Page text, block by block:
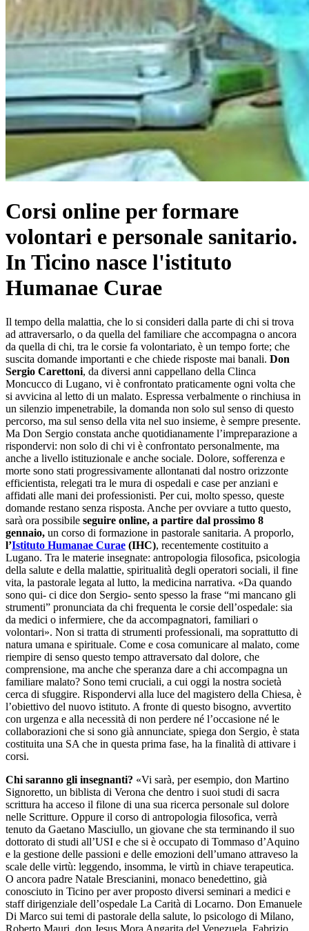
Corsi online per formare
volontari e personale sanitario.
In Ticino nasce l'istituto
Humanae Curae
Il tempo della malattia, che lo si consideri dalla parte di chi si trova
ad attraversarlo, o da quella del familiare che accompagna o ancora
da quella di chi, tra le corsie fa volontariato, è un tempo forte; che
suscita domande importanti e che chiede risposte mai banali. Don
Sergio Carettoni, da diversi anni cappellano della Clinca
Moncucco di Lugano, vi è confrontato praticamente ogni volta che
si avvicina al letto di un malato. Espressa verbalmente o rinchiusa in
un silenzio impenetrabile, la domanda non solo sul senso di questo
percorso, ma sul senso della vita nel suo insieme, è sempre presente.
Ma Don Sergio constata anche quotidianamente l’impreparazione a
rispondervi: non solo di chi vi è confrontato personalmente, ma
anche a livello istituzionale e anche sociale. Dolore, sofferenza e
morte sono stati progressivamente allontanati dal nostro orizzonte
efficientista, relegati tra le mura di ospedali e case per anziani e
affidati alle mani dei professionisti. Per cui, molto spesso, queste
domande restano senza risposta. Anche per ovviare a tutto questo,
sarà ora possibile seguire online, a partire dal prossimo 8
gennaio, un corso di formazione in pastorale sanitaria. A proporlo,
l’Istituto Humanae Curae (IHC), recentemente costituito a
Lugano. Tra le materie insegnate: antropologia filosofica, psicologia
della salute e della malattie, spiritualità degli operatori sociali, il fine
vita, la pastorale legata al lutto, la medicina narrativa. «Da quando
sono qui- ci dice don Sergio- sento spesso la frase “mi mancano gli
strumenti” pronunciata da chi frequenta le corsie dell’ospedale: sia
da medici o infermiere, che da accompagnatori, familiari o
volontari». Non si tratta di strumenti professionali, ma soprattutto di
natura umana e spirituale. Come e cosa comunicare al malato, come
riempire di senso questo tempo attraversato dal dolore, che
comprensione, ma anche che speranza dare a chi accompagna un
familiare malato? Sono temi cruciali, a cui oggi la nostra società
cerca di sfuggire. Rispondervi alla luce del magistero della Chiesa, è
l’obiettivo del nuovo istituto. A fronte di questo bisogno, avvertito
con urgenza e alla necessità di non perdere né l’occasione né le
collaborazioni che si sono già annunciate, spiega don Sergio, è stata
costituita una SA che in questa prima fase, ha la finalità di attivare i
corsi.
Chi saranno gli insegnanti? «Vi sarà, per esempio, don Martino
Signoretto, un biblista di Verona che dentro i suoi studi di sacra
scrittura ha acceso il filone di una sua ricerca personale sul dolore
nelle Scritture. Oppure il corso di antropologia filosofica, verrà
tenuto da Gaetano Masciullo, un giovane che sta terminando il suo
dottorato di studi all’USI e che si è occupato di Tommaso d’Aquino
e la gestione delle passioni e delle emozioni dell’umano attraveso la
scale delle virtù: leggendo, insomma, le virtù in chiave terapeutica.
O ancora padre Natale Brescianini, monaco benedettino, già
conosciuto in Ticino per aver proposto diversi seminari a medici e
staff dirigenziale dell’ospedale La Carità di Locarno. Don Emanuele
Di Marco sui temi di pastorale della salute, lo psicologo di Milano,
Roberto Mauri, don Jesus Mora Angarita del Venezuela, Fabrizio